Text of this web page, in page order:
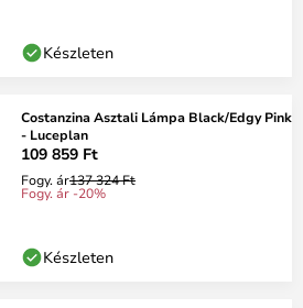
Készleten
Costanzina Asztali Lámpa Black/Edgy Pink
- Luceplan
109 859 Ft
Fogy. ár137 324 Ft
Fogy. ár -20%
Készleten